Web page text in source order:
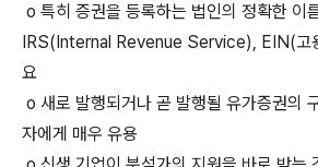
o 특히 증권을 등록하는 법인의 정확한 이
IRS(Internal Revenue Service), EIN(고
요
o 새로 발행되거나 곧 발행될 유가증권의
자에게 매우 유용